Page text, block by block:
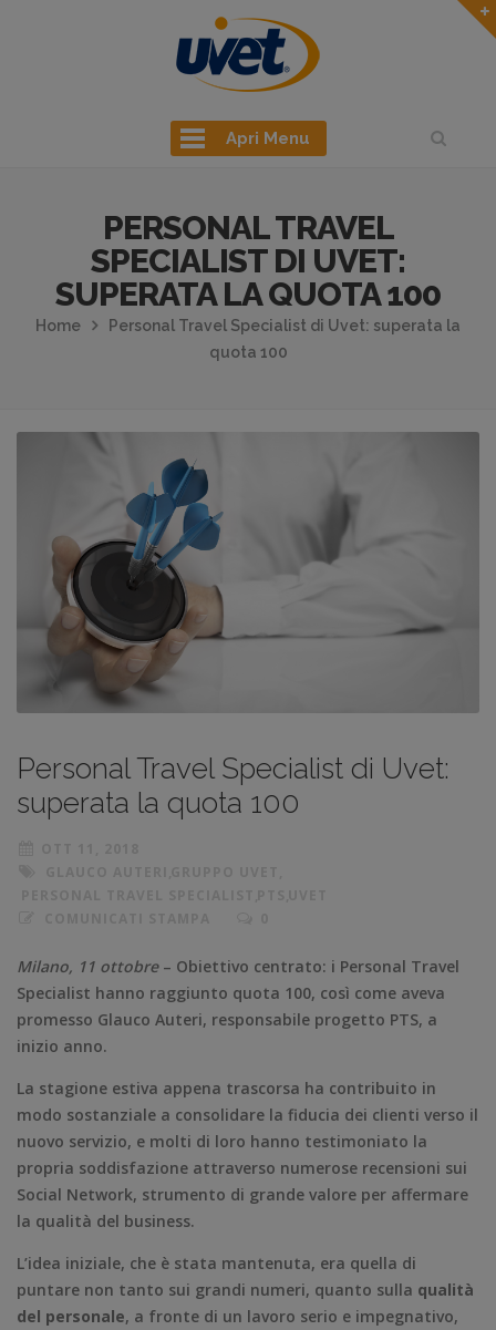
Apri Menu
PERSONAL TRAVEL
SPECIALIST DI UVET:
SUPERATA LA QUOTA 100
Home
Personal Travel Specialist di Uvet: superata la
quota 100
Personal Travel Specialist di Uvet:
superata la quota 100
Milano, 11 ottobre– Obiettivo centrato: i Personal Travel
Specialist hanno raggiunto quota 100, così come aveva
promesso Glauco Auteri, responsabile progetto PTS, a
inizio anno.
La stagione estiva appena trascorsa ha contribuito in
modo sostanziale a consolidare la fiducia dei clienti verso il
nuovo servizio, e molti di loro hanno testimoniato la
propria soddisfazione attraverso numerose recensioni sui
Social Network, strumento di grande valore per affermare
la qualità del business.
L’idea iniziale, che è stata mantenuta, era quella di
puntare non tanto sui grandi numeri, quanto sulla qualità
del personale, a fronte di un lavoro serio e impegnativo,